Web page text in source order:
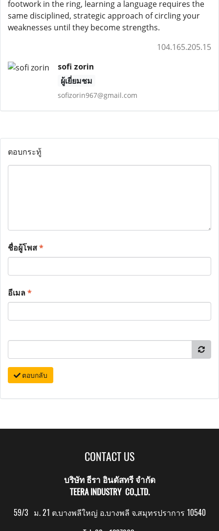
footwork in the ring, learning a language requires the
same disciplined, strategic approach of circling your
weaknesses until they become strengths.
104.165.205.15
sofi zorin
ผู้เยี่ยมชม
sofizorin967@gmail.com
ตอบกระทู้
ชื่อผู้โพส*
อีเมล*
ตอบกลับ
CONTACT US
บริษัท ธีรา อินดัสทรี จำกัด
TEERA INDUSTRY CO.,LTD.
59/3 ม. 21 ต.บางพลีใหญ่ อ.บางพลี จ.สมุทรปราการ 10540